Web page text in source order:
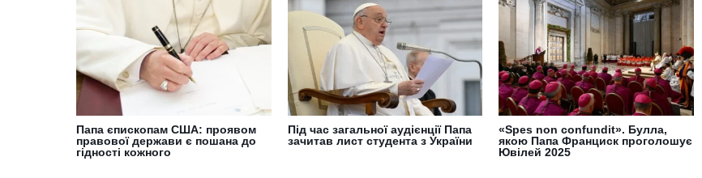
Папа єпископам США: проявом
правової держави є пошана до
гідності кожного
Під час загальної аудієнції Папа
зачитав лист студента з України
«Spes non confundit». Булла,
якою Папа Франциск проголошує
Ювілей 2025